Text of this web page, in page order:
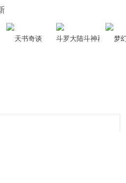
天书奇谈 斗罗大陆斗神再临 梦